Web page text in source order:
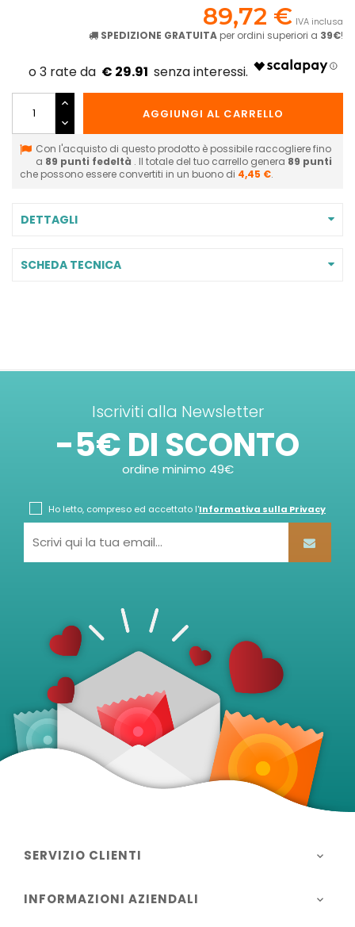
89,72 € IVA inclusa
SPEDIZIONE GRATUITA per ordini superiori a 39€!
€ 29.91
AGGIUNGI AL CARRELLO
Con l'acquisto di questo prodotto è possibile raccogliere fino
a 89 punti fedeltà . Il totale del tuo carrello genera 89 punti
che possono essere convertiti in un buono di 4,45 €.
DETTAGLI
SCHEDA TECNICA
Iscriviti alla Newsletter
-5€ DI SCONTO
ordine minimo 49€
Ho letto, compreso ed accettato l'Informativa sulla Privacy
SERVIZIO CLIENTI 
INFORMAZIONI AZIENDALI 